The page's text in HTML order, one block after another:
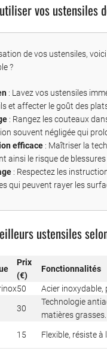
vos ustensiles
de vos ustensiles,
?
: Lavez vos ustensiles
et affecter le goût des
: Rangez les couteaux
souvent négligée qui
efficace : Maîtriser la
ainsi le risque de blessures
: Respectez les
qui peuvent rayer les
ustensiles
Prix
(€)
Fonctionnalités
50
Acier inoxydable,
30
Technologie
matières grasses.
15 Flexible, résiste